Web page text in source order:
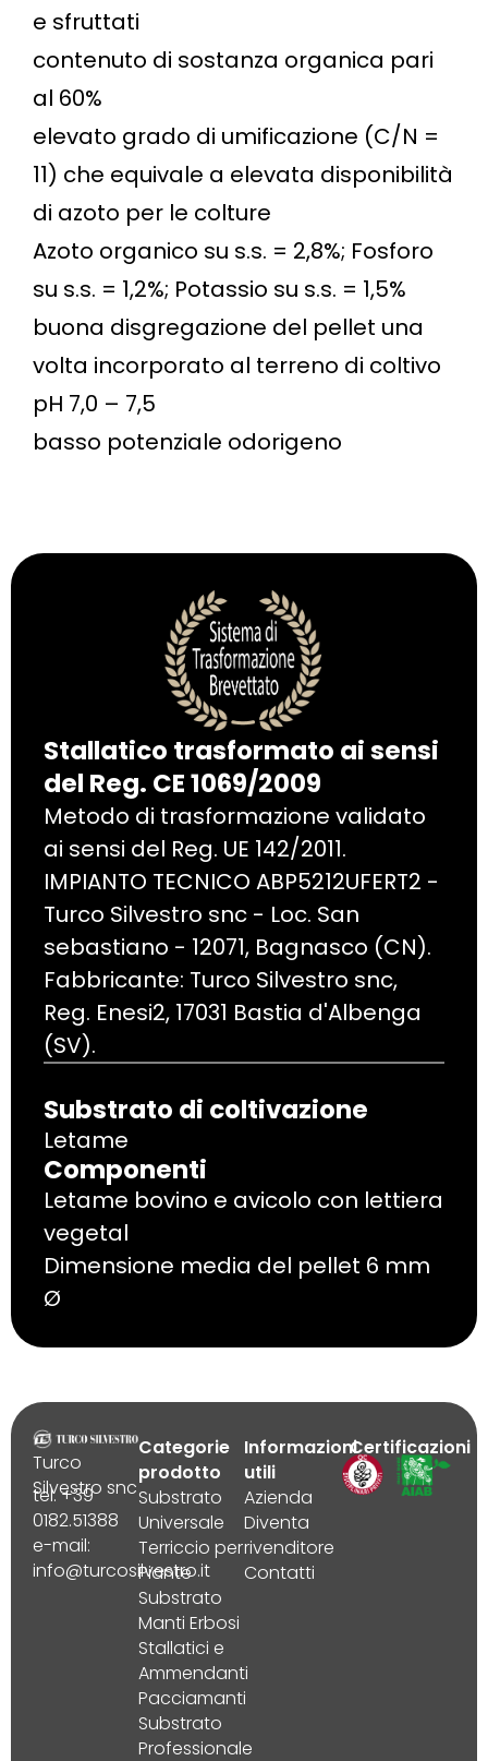
e sfruttati
contenuto di sostanza organica pari
al 60%
elevato grado di umificazione (C/N =
11) che equivale a elevata disponibilità
di azoto per le colture
Azoto organico su s.s. = 2,8%; Fosforo
su s.s. = 1,2%; Potassio su s.s. = 1,5%
buona disgregazione del pellet una
volta incorporato al terreno di coltivo
pH 7,0 – 7,5
basso potenziale odorigeno
Stallatico trasformato ai sensi
del Reg. CE 1069/2009
Metodo di trasformazione validato
ai sensi del Reg. UE 142/2011.
IMPIANTO TECNICO ABP5212UFERT2 -
Turco Silvestro snc - Loc. San
sebastiano - 12071, Bagnasco (CN).
Fabbricante: Turco Silvestro snc,
Reg. Enesi2, 17031 Bastia d'Albenga
(SV).
Substrato di coltivazione
Letame
Componenti
Letame bovino e avicolo con lettiera
vegetal
Dimensione media del pellet 6 mm
Ø
Turco
Silvestro snc
tel. +39
0182.51388
e-mail:
info@turcosilvestro.it
Categorie
prodotto
Substrato
Universale
Terriccio per
Piante
Substrato
Manti Erbosi
Stallatici e
Ammendanti
Pacciamanti
Substrato
Professionale
Informazioni
utili
Azienda
Diventa
rivenditore
Contatti
Certificazioni